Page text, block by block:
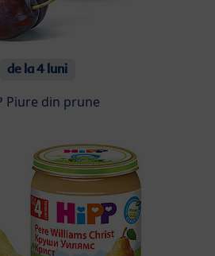
de la 4 luni
Piure din prune